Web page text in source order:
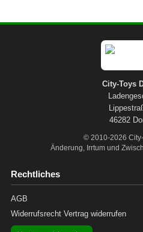
City-Toys
46282
© 2010-2026
Änderung, Irrtum und
Rechtliches
AGB
Widerrufsrecht Vertrag widerrufen